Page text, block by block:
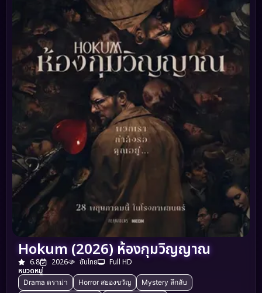
Hokum (2026) ห้องกุมวิญญาณ
6.8 2026 ซับไทย
Full HD
หมวดหมู่
Drama ดราม่า Horror สยองขวัญ
Mystery ลึกลับ